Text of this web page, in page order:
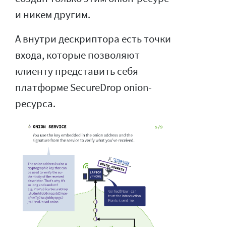
и никем другим.
А внутри дескриптора есть точки
входа, которые позволяют
клиенту представить себя
платформе SecureDrop onion-
ресурса.